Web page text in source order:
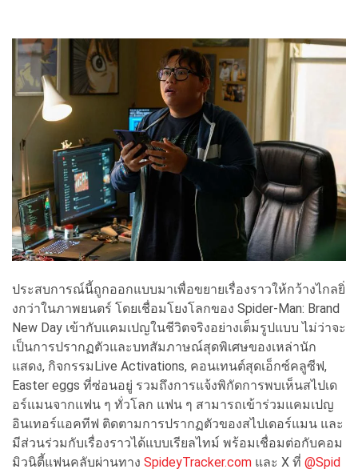
ประสบการณ์นี้ถูกออกแบบมาเพื่อขยายเรื่องราวให้กว้างไกลยิ่
งกว่าในภาพยนตร์ โดยเชื่อมโยงโลกของ Spider-Man: Brand
New Day เข้ากับแคมเปญในชีวิตจริงอย่างเต็มรูปแบบ ไม่ว่าจะ
เป็นการปรากฏตัวและบทสัมภาษณ์สุดพิเศษของเหล่านัก
แสดง, กิจกรรมLive Activations, คอนเทนต์สุดเอ็กซ์คลูซีฟ,
Easter eggs ที่ซ่อนอยู่ รวมถึงการแจ้งพิกัดการพบเห็นสไปเด
อร์แมนจากแฟน ๆ ทั่วโลก แฟน ๆ สามารถเข้าร่วมแคมเปญ
อินเทอร์แอคทีฟ ติดตามการปรากฏตัวของสไปเดอร์แมน และ
มีส่วนร่วมกับเรื่องราวได้แบบเรียลไทม์ พร้อมเชื่อมต่อกับคอม
มิวนิตี้แฟนคลับผ่านทาง SpideyTracker.com และ X ที่ @Spid